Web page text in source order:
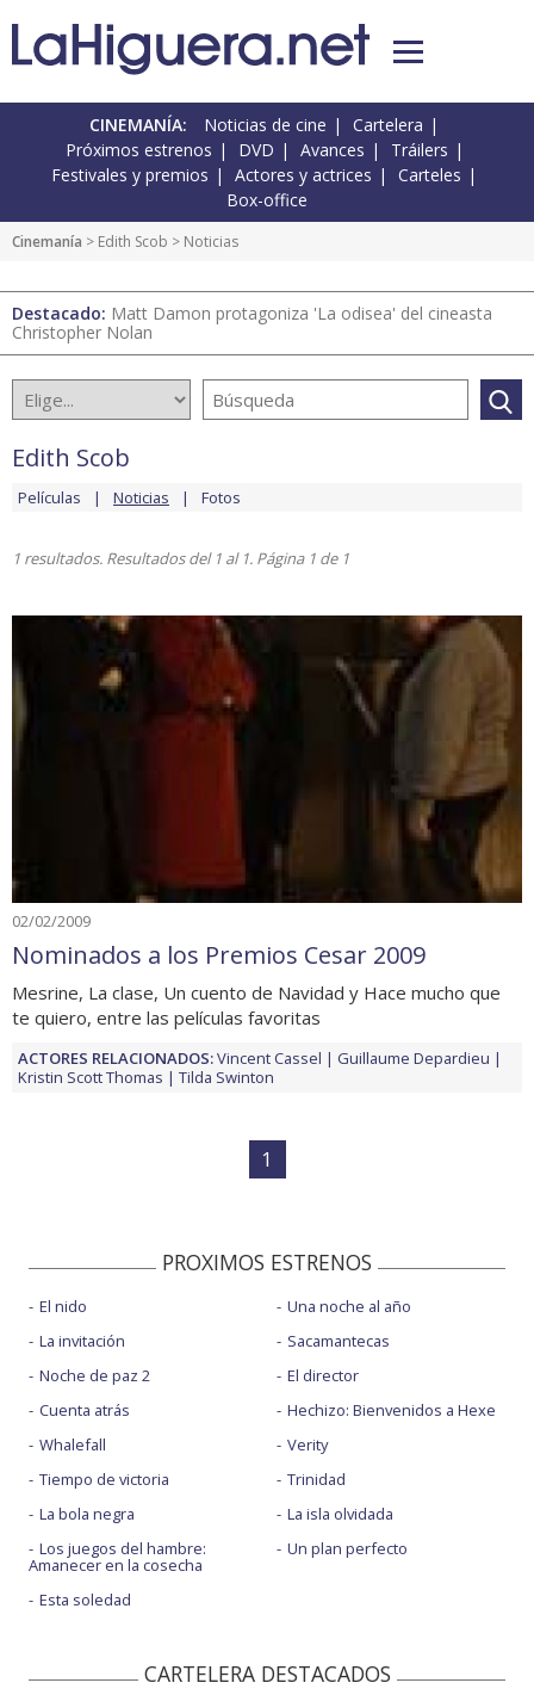
CINEMANÍA: Noticias de cine
Cartelera
Próximos estrenos
DVD Avances
Tráilers
Festivales y premios
Actores y actrices
Carteles
Box-office
Cinemanía > Edith Scob > Noticias
Destacado: Matt Damon protagoniza 'La odisea' del cineasta
Christopher Nolan
Edith Scob
Películas Noticias Fotos
1 resultados. Resultados del 1 al 1. Página 1 de 1
02/02/2009
Nominados a los Premios Cesar 2009
Mesrine, La clase, Un cuento de Navidad y Hace mucho que
te quiero, entre las películas favoritas
ACTORES RELACIONADOS:Vincent Cassel
Guillaume Depardieu
Kristin Scott Thomas
Tilda Swinton
1
PROXIMOS ESTRENOS
El nido
La invitación
Noche de paz 2
Cuenta atrás
Whalefall
Tiempo de victoria
La bola negra
Los juegos del hambre:
Amanecer en la cosecha
Esta soledad
Una noche al año
Sacamantecas
El director
Hechizo: Bienvenidos a Hexe
Verity
Trinidad
La isla olvidada
Un plan perfecto
CARTELERA DESTACADOS